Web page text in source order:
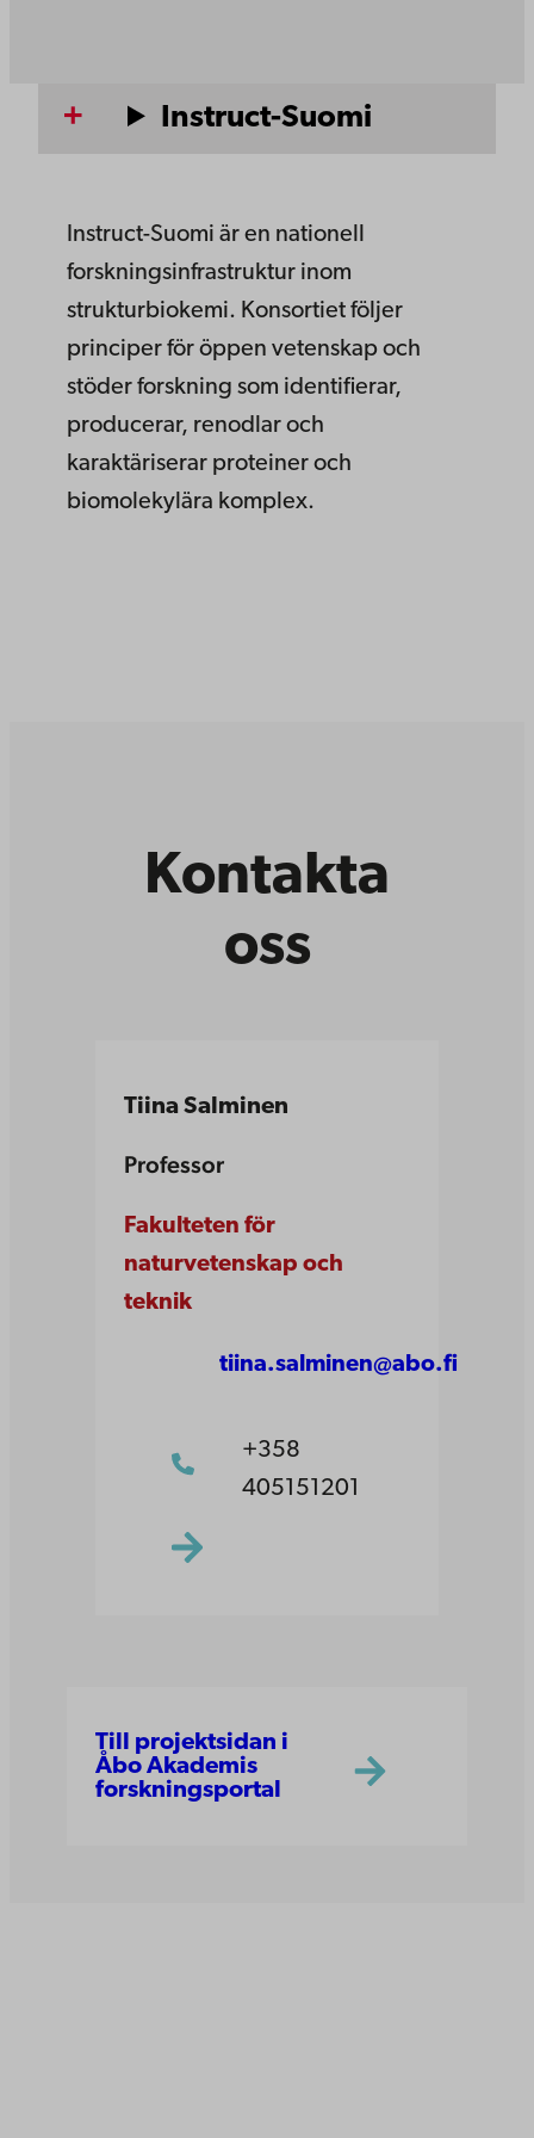
Instruct-Suomi
Instruct-Suomi är en nationell
forskningsinfrastruktur inom
strukturbiokemi. Konsortiet följer
principer för öppen vetenskap och
stöder forskning som identifierar,
producerar, renodlar och
karaktäriserar proteiner och
biomolekylära komplex.
Kontakta
oss
Tiina Salminen
Professor
Fakulteten för
naturvetenskap och
teknik
tiina.salminen@abo.fi
+358
405151201
Till projektsidan i
Åbo Akademis
forskningsportal